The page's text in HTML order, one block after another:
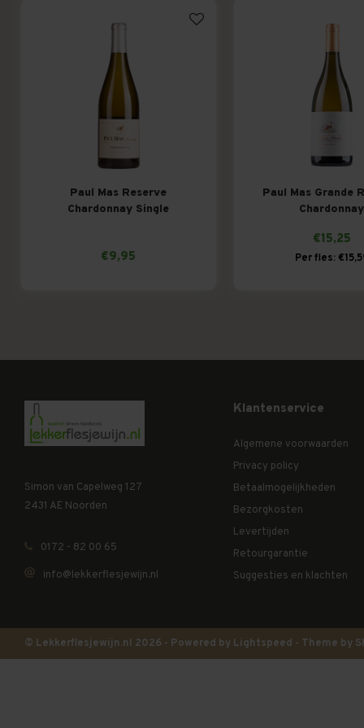
Paul Mas Reserve
Chardonnay Single
€9,95
Paul Mas Grande
Chardonnay
€15,25
Per fles:
Simon van Capelweg 127
2431 AE Noorden
0172 - 82 00 65
info@lekkerflesjewijn.nl
Klantenservice
Algemene voorwaarden
Privacy policy
Betaalmogelijkheden
Bezorgkosten
Levertijden
Retourgarantie
Suggesties en klachten
© Lekkerflesjewijn.nl 2026 - Powered by Lightspeed - Theme by